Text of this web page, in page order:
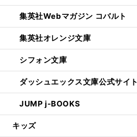
集英社Webマガジン コバルト
集英社オレンジ文庫
シフォン文庫
ダッシュエックス文庫公式サイト
JUMP j-BOOKS
キッズ